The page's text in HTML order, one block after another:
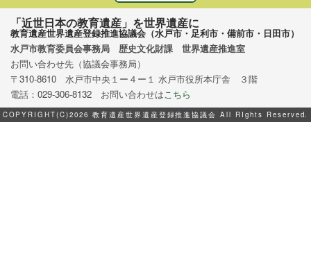
「近世日本の教育遺産」を世界遺産に
教育遺産世界遺産登録推進協議会（水戸市・足利市・備前市・日田市）
水戸市教育委員会事務局 歴史文化財課 世界遺産推進室
お問い合わせ先（協議会事務局）
〒310-8610 水戸市中央１ー４ー１ 水戸市役所本庁舎 ３階
電話：029-306-8132 お問い合わせは こちら
COPYRIGHT(C)2026 教育遺産世界遺産登録推進協議会 All RIghts Reserved.